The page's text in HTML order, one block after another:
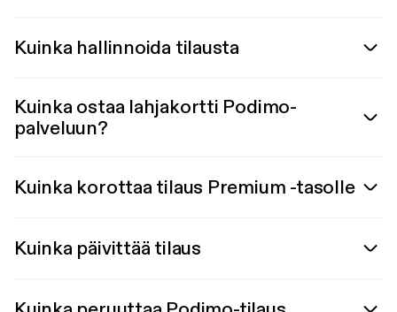
Kuinka hallinnoida tilausta
Kuinka ostaa lahjakortti Podimo-
palveluun?
Kuinka korottaa tilaus Premium -tasolle
Kuinka päivittää tilaus